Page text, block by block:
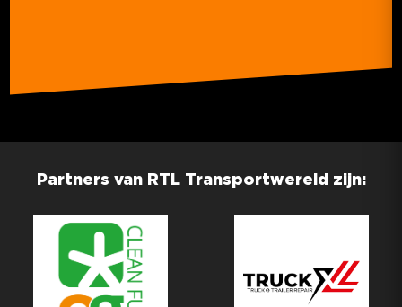
Partners van RTL Transportwereld zijn: